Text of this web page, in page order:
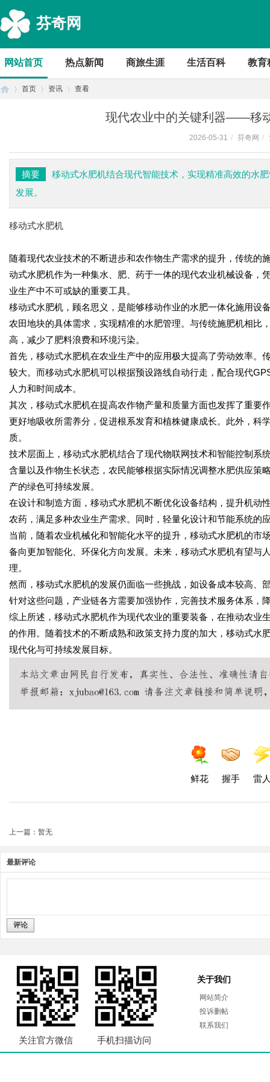
芬奇网
网站首页 热点新闻 商旅生涯 生活百科 教育
首页 资讯 查看
现代农业中的关键利器——移
2026-05-31 / 芬奇网 /
摘要
移动式水肥机结合现代智能技术，实现精准高效的水
发展。
移动式水肥机
随着现代农业技术的不断进步和农作物生产需求的提升，传统
动式水肥机作为一种集水、肥、药于一体的现代农业机械设备，
业生产中不可或缺的重要工具。
移动式水肥机，顾名思义，是能够移动作业的水肥一体化施用设
农田地块的具体需求，实现精准的水肥管理。与传统施肥机相比
高，减少了肥料浪费和环境污染。
首先，移动式水肥机在农业生产中的应用极大提高了劳动效率。
较大。而移动式水肥机可以根据预设路线自动行走，配合现代
人力和时间成本。
其次，移动式水肥机在提高农作物产量和质量方面也发挥了重要
更好地吸收所需养分，促进根系发育和植株健康成长。此外，科
质。
技术层面上，移动式水肥机结合了现代物联网技术和智能控制系
含量以及作物生长状态，农民能够根据实际情况调整水肥供应策
产的绿色可持续发展。
在设计和制造方面，移动式水肥机不断优化设备结构，提升机动
农药，满足多种农业生产需求。同时，轻量化设计和节能系统的
当前，随着农业机械化和智能化水平的提升，移动式水肥机的
备向更加智能化、环保化方向发展。未来，移动式水肥机有望与
理。
然而，移动式水肥机的发展仍面临一些挑战，如设备成本较高、
针对这些问题，产业链各方需要加强协作，完善技术服务体系，
综上所述，移动式水肥机作为现代农业的重要装备，在推动农业
的作用。随着技术的不断成熟和政策支持力度的加大，移动式
现代化与可持续发展目标。
鲜花 握手 雷
上一篇：暂无
最新评论
评论
关注官方微信 手机扫描访问
关于我们
网站简介
投诉删帖
联系我们